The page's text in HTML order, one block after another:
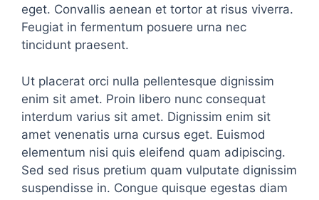
eget. Convallis aenean et tortor at risus viverra.
Feugiat in fermentum posuere urna nec
tincidunt praesent.
Ut placerat orci nulla pellentesque dignissim
enim sit amet. Proin libero nunc consequat
interdum varius sit amet. Dignissim enim sit
amet venenatis urna cursus eget. Euismod
elementum nisi quis eleifend quam adipiscing.
Sed sed risus pretium quam vulputate dignissim
suspendisse in. Congue quisque egestas diam